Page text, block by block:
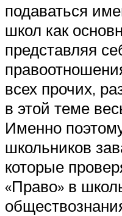
подаваться
школ как
представляя
всех прочих,
в этой теме
Именно
школьников
которые
«Право» в